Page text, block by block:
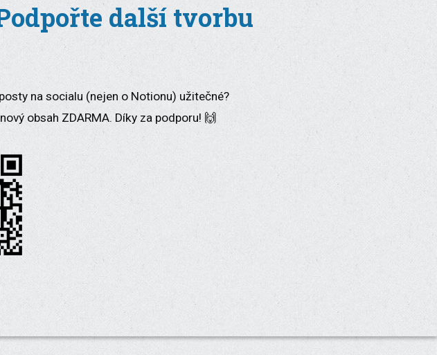
další tvorbu
na socialu (nejen o Notionu) užitečné?
obsah ZDARMA. Díky za podporu! 🙌